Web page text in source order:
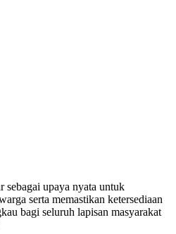
sebagai upaya nyata untuk
serta memastikan ketersediaan
bagi seluruh lapisan masyarakat